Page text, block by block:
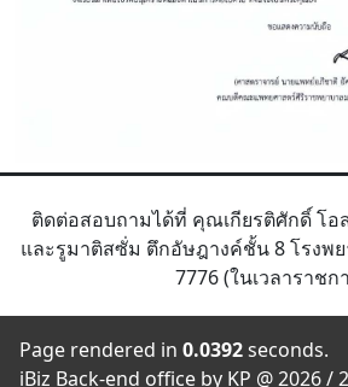
ติดต่อสอบถามได้ที่ คุณเกียรติศักดิ์ โอ
และรูมาติสซั่ม ตึกอัษฎางค์ชั้น 8 โรงพ
7776 (ในเวลาราชก
Page rendered in 0.0392seconds.
iBiz Back-end office by KP @ 2026 /